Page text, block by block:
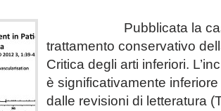
Pubblicata la
trattamento conservativo
Critica degli arti inferiori.
è significativamente
dalle revisioni di letteratura